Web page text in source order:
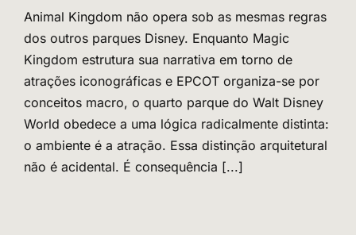
Animal Kingdom não opera sob as mesmas regras
dos outros parques Disney. Enquanto Magic
Kingdom estrutura sua narrativa em torno de
atrações iconográficas e EPCOT organiza-se por
conceitos macro, o quarto parque do Walt Disney
World obedece a uma lógica radicalmente distinta:
o ambiente é a atração. Essa distinção arquitetural
não é acidental. É consequência [...]